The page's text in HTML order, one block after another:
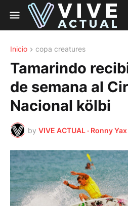
Inicio copa creatures
Tamarindo
de semana al
Nacional kölbi
by VIVE ACTUAL · Ronny Yax